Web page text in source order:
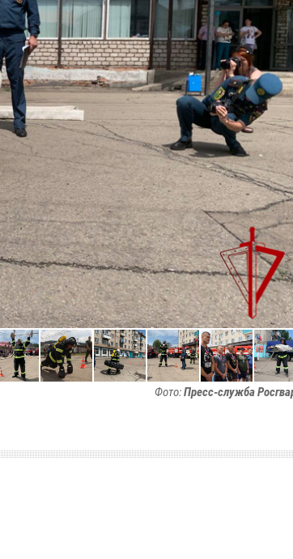
Фото:Пресс-служба